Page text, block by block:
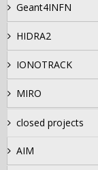
Geant4INFN
HIDRA2
IONOTRACK
MIRO
closed projects
AIM